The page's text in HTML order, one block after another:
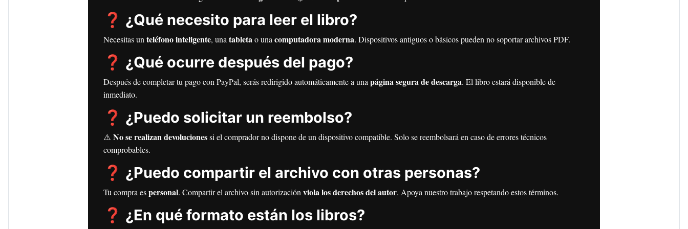
❓ ¿Qué necesito para leer el libro?
Necesitas un teléfono inteligente, una tabletao una computadora moderna. Dispositivos antiguos o básicos pueden no soportar archivos PDF.
❓ ¿Qué ocurre después del pago?
Después de completar tu pago con PayPal, serás redirigido automáticamente a una página segura de descarga. El libro estará disponible de
inmediato.
❓ ¿Puedo solicitar un reembolso?
⚠️ No se realizan devolucionessi el comprador no dispone de un dispositivo compatible. Solo se reembolsará en caso de errores técnicos
comprobables.
❓ ¿Puedo compartir el archivo con otras personas?
Tu compra espersonal. Compartir el archivo sin autorización viola los derechos del autor. Apoya nuestro trabajo respetando estos términos.
❓ ¿En qué formato están los libros?